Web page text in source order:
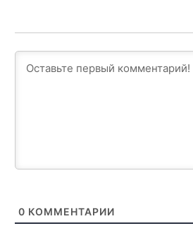
0 КОММЕНТАРИИ